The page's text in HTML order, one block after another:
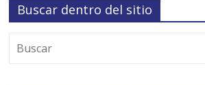
Buscar dentro del sitio